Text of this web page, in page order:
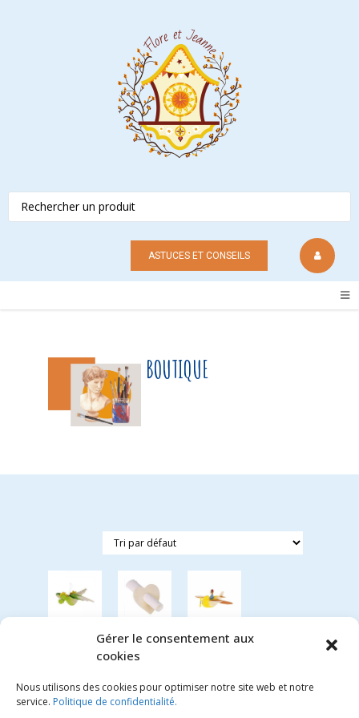
Gérer le consentement aux
cookies
Nous utilisons des cookies pour optimiser notre site web et notre
service. Politique de confidentialité.
ASTUCES ET CONSEILS
BOUTIQUE
Dragon
suspendre
1.95€
Set de
ronds
de
Avion
son